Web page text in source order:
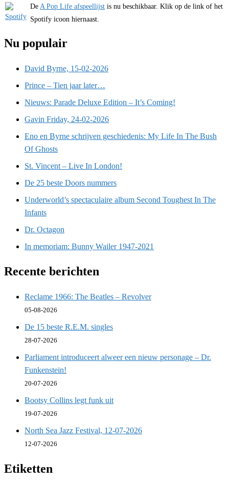
De A Pop Life afspeellijst is nu beschikbaar. Klik op de link of het
Spotify icoon hiernaast.
Nu populair
David Byrne, 15-02-2026
Prince – Tien jaar later…
Nieuws: Parade Deluxe Edition – It’s Coming!
Gavin Friday, 24-02-2026
Eno en Byrne schrijven geschiedenis: My Life In The Bush
Of Ghosts
St. Vincent – Live In London!
De 25 beste Doors nummers
Underworld’s spectaculaire album Second Toughest In The
Infants
Dr. Octagon
In memoriam: Bunny Wailer 1947-2021
Recente berichten
Reclame 1966: The Beatles – Revolver
05-08-2026
De 15 beste R.E.M. singles
28-07-2026
Parliament introduceert alweer een nieuw personage – Dr.
Funkenstein!
20-07-2026
Bootsy Collins legt funk uit
19-07-2026
North Sea Jazz Festival, 12-07-2026
12-07-2026
Etiketten